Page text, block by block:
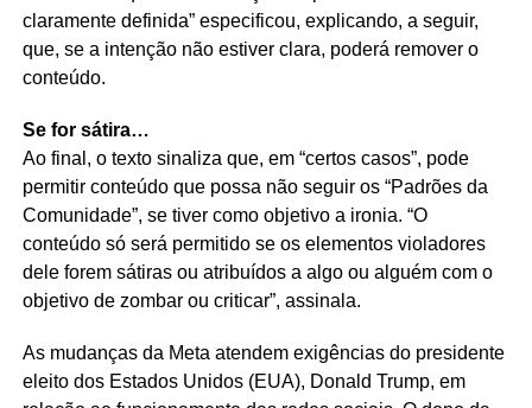
claramente definida” especificou, explicando, a seguir,
que, se a intenção não estiver clara, poderá remover o
conteúdo.
Se for sátira…
Ao final, o texto sinaliza que, em “certos casos”, pode
permitir conteúdo que possa não seguir os “Padrões da
Comunidade”, se tiver como objetivo a ironia. “O
conteúdo só será permitido se os elementos violadores
dele forem sátiras ou atribuídos a algo ou alguém com o
objetivo de zombar ou criticar”, assinala.
As mudanças da Meta atendem exigências do presidente
eleito dos Estados Unidos (EUA), Donald Trump, em